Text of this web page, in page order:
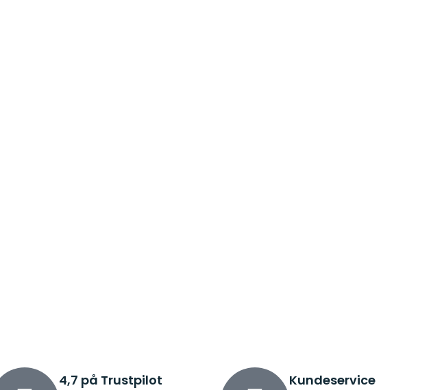
4,7 på Trustpilot Kundeservice